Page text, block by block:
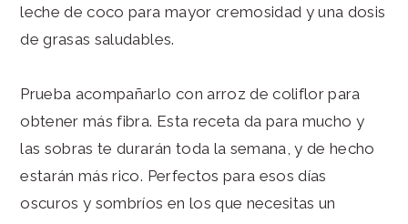
leche de coco para mayor cremosidad y una dosis
de grasas saludables.
Prueba acompañarlo con arroz de coliflor para
obtener más fibra. Esta receta da para mucho y
las sobras te durarán toda la semana, y de hecho
estarán más rico. Perfectos para esos días
oscuros y sombríos en los que necesitas un